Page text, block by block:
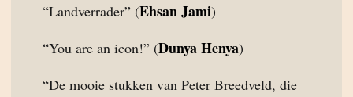
“Landverrader” (Ehsan Jami)
“You are an icon!” (Dunya Henya)
“De mooie stukken van Peter Breedveld, die